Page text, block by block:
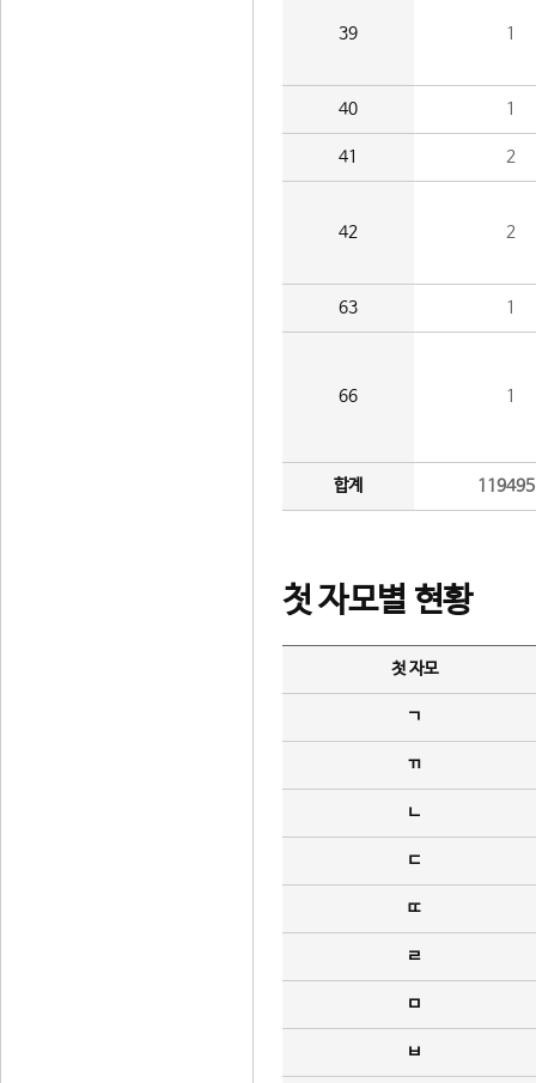
39 1
40 1
41 2
42 2
63 1
66 1
합계
첫 자모별 현황
첫 자모
ㄱ
ㄲ
ㄴ
ㄷ
ㄸ
ㄹ
ㅁ
ㅂ